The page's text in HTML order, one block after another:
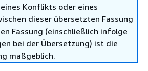
Konflikts oder eines
dieser übersetzten Fassung
Fassung (einschließlich infolge
bei der Übersetzung) ist die
maßgeblich.